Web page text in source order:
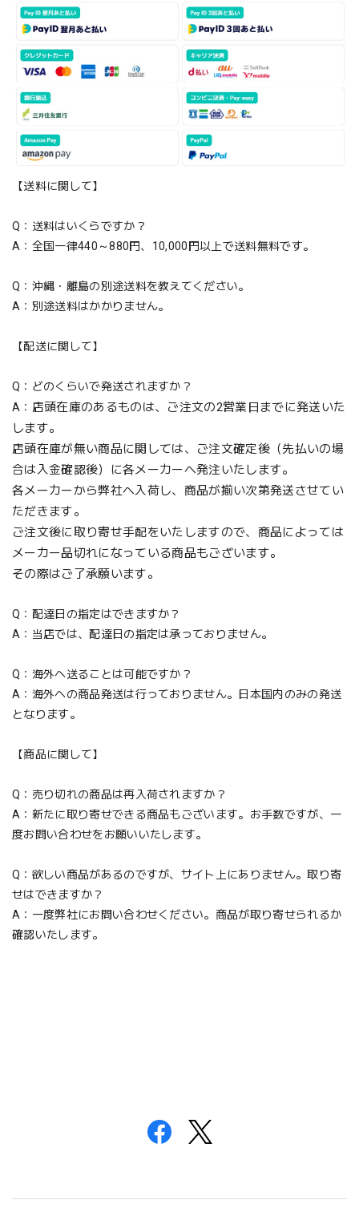
【送料に関して】
Q：送料はいくらですか？
A：全国一律440～880円、10,000円以上で送料無料です。
Q：沖縄・離島の別途送料を教えてください。
A：別途送料はかかりません。
【配送に関して】
Q：どのくらいで発送されますか？
A： 店頭在庫のあるものは、ご注文の2営業日までに発送いた
します。
店頭在庫が無い商品に関しては、ご注文確定後（先払いの場
合は入金確認後）に各メーカーへ発注いたします。
各メーカーから弊社へ入荷し、商品が揃い次第発送させてい
ただきます。
ご注文後に取り寄せ手配をいたしますので、商品によっては
メーカー品切れになっている商品もございます。
その際はご了承願います。
Q：配達日の指定はできますか？
A：当店では、配達日の指定は承っておりません。
Q：海外へ送ることは可能ですか？
A：海外への商品発送は行っておりません。日本国内のみの発送
となります。
【商品に関して】
Q：売り切れの商品は再入荷されますか？
A：新たに取り寄せできる商品もございます。お手数ですが、一
度お問い合わせをお願いいたします。
Q：欲しい商品があるのですが、サイト上にありません。取り寄
せはできますか？
A：一度弊社にお問い合わせください。商品が取り寄せられるか
確認いたします。